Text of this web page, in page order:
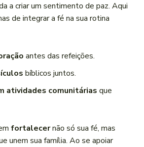
a criar um sentimento de paz. Aqui
de integrar a fé na sua rotina
antes das refeições.
bíblicos juntos.
atividades comunitárias que
fortalecernão só sua fé, mas
unem sua família. Ao se apoiar